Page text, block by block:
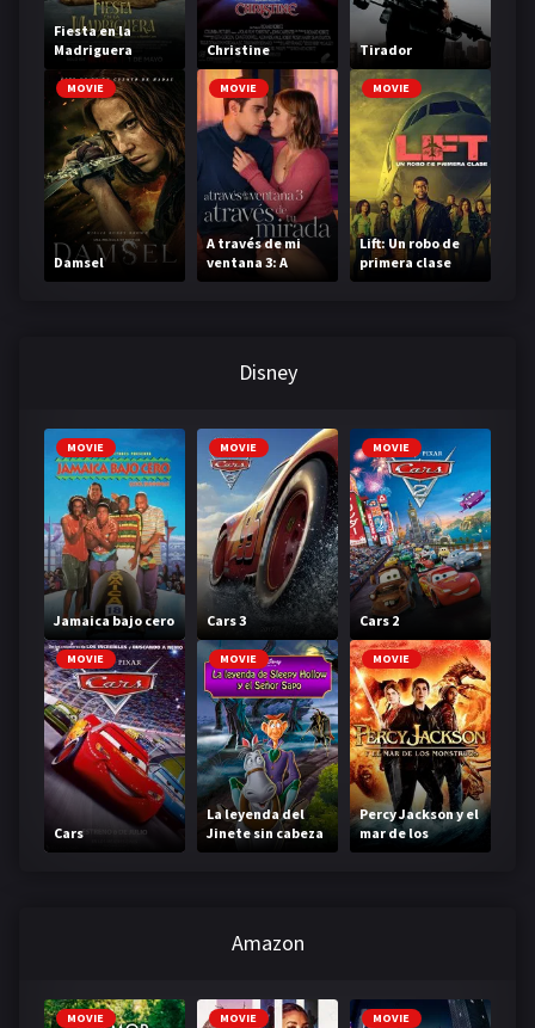
Fiesta en la
Madriguera
Christine Tirador
MOVIE
Damsel
MOVIE
A través de mi
ventana 3: A
través de tu
MOVIE
Lift: Un robo de
primera clase
Disney
MOVIE
Jamaica bajo cero
MOVIE
Cars 3
MOVIE
Cars 2
MOVIE
Cars
MOVIE
La leyenda del
Jinete sin cabeza
MOVIE
Percy Jackson y el
mar de los
monstruos
Amazon
MOVIE MOVIE MOVIE